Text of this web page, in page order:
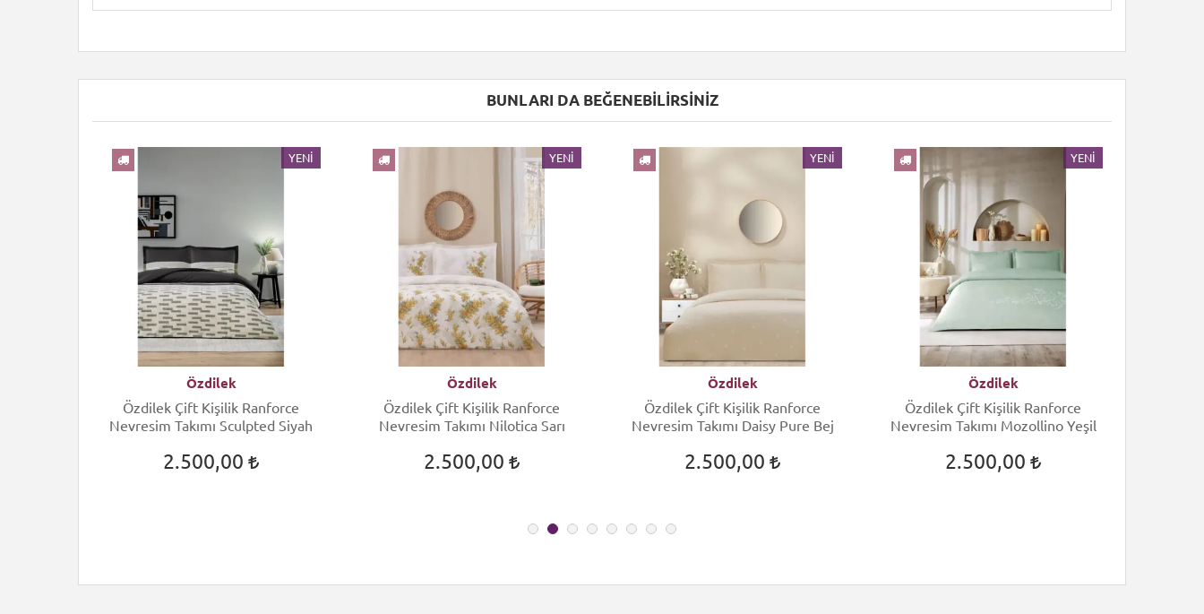
BUNLARI DA BEĞENEBILIRSINIZ
YENI
Özdilek
Özdilek Çift Kişilik Ranforce
Nevresim Takımı Sculpted Siyah
2.500,00
YENI
Özdilek
Özdilek Çift Kişilik Ranforce
Nevresim Takımı Nilotica Sarı
2.500,00
YENI
Özdilek
Özdilek Çift Kişilik Ranforce
Nevresim Takımı Daisy Pure Bej
2.500,00
YENI
Özdilek
Özdilek Çift Kişilik Ranforce
Nevresim Takımı Mozollino Yeşil
2.500,00